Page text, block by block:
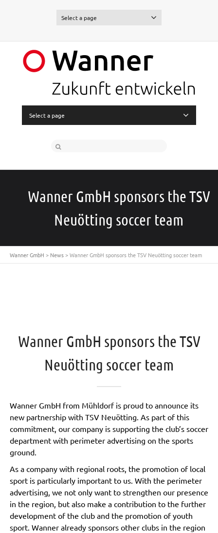
Select a page
Select a page
Wanner GmbH sponsors the TSV
Neuötting soccer team
Wanner GmbH > News>Wanner GmbH sponsors the TSV Neuötting soccer team
Wanner GmbH sponsors the TSV
Neuötting soccer team
Wanner GmbH from Mühldorf is proud to announce its
new partnership with TSV Neuötting. As part of this
commitment, our company is supporting the club’s soccer
department with perimeter advertising on the sports
ground.
As a company with regional roots, the promotion of local
sport is particularly important to us. With the perimeter
advertising, we not only want to strengthen our presence
in the region, but also make a contribution to the further
development of the club and the promotion of youth
sport. Wanner already sponsors other clubs in the region